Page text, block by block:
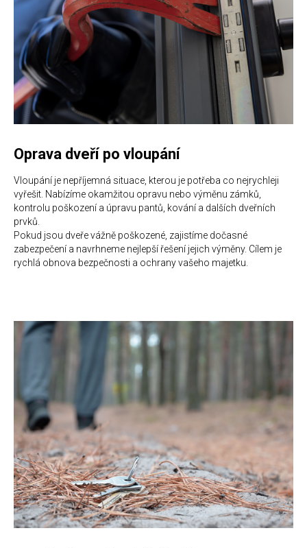
Oprava dveří po vloupání
Vloupání je nepříjemná situace, kterou je potřeba co nejrychleji
vyřešit. Nabízíme okamžitou opravu nebo výměnu zámků,
kontrolu poškození a úpravu pantů, kování a dalších dveřních
prvků.
Pokud jsou dveře vážně poškozené, zajistíme dočasné
zabezpečení a navrhneme nejlepší řešení jejich výměny. Cílem je
rychlá obnova bezpečnosti a ochrany vašeho majetku.